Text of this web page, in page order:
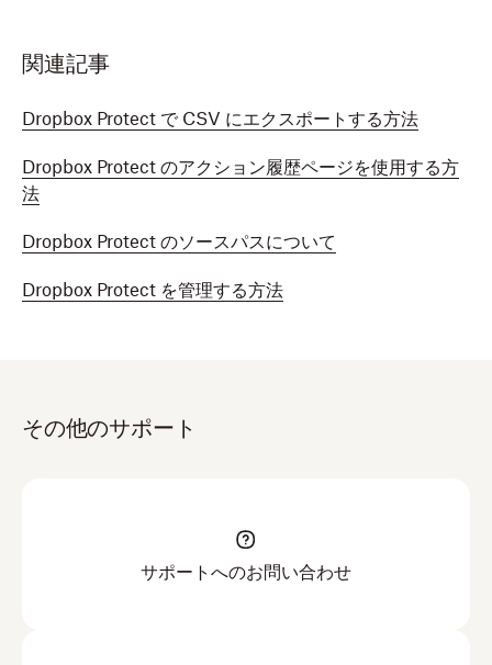
関連記事
Dropbox Protect で CSV にエクスポートする方法
Dropbox Protect のアクション履歴ページを使用する方
法
Dropbox Protect のソースパスについて
Dropbox Protect を管理する方法
その他のサポート
サポートへのお問い合わせ